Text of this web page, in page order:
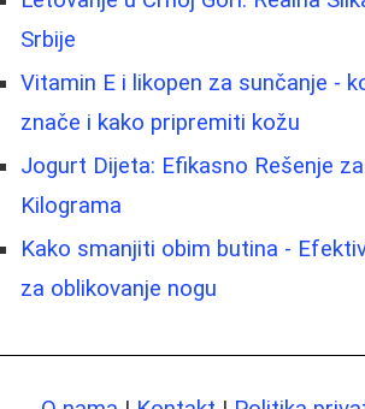
Srbije
Vitamin E i likopen za sunčanje -
znače i kako pripremiti kožu
Jogurt Dijeta: Efikasno Rešenje
Kilograma
Kako smanjiti obim butina -
za oblikovanje nogu